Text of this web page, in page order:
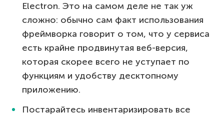
Electron. Это на самом деле не так уж
сложно: обычно сам факт использования
фреймворка говорит о том, что у сервиса
есть крайне продвинутая веб-версия,
которая скорее всего не уступает по
функциям и удобству десктопному
приложению.
Постарайтесь инвентаризировать все